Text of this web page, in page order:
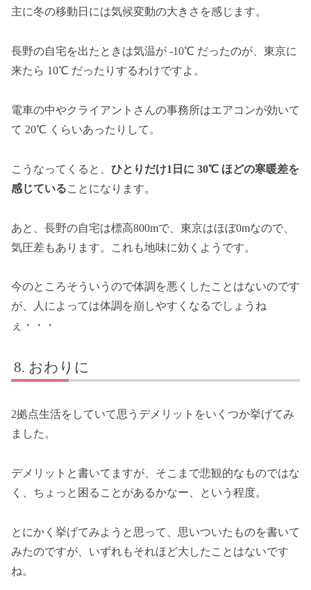
主に冬の移動日には気候変動の大きさを感じます。
長野の自宅を出たときは気温が -10℃ だったのが、東京に
来たら 10℃ だったりするわけですよ。
電車の中やクライアントさんの事務所はエアコンが効いて
て 20℃ くらいあったりして。
こうなってくると、 ひとりだけ1日に 30℃ ほどの寒暖差を
感じていることになります。
あと、長野の自宅は標高800mで、東京はほぼ0mなので、
気圧差もあります。これも地味に効くようです。
今のところそういうので体調を悪くしたことはないのです
が、人によっては体調を崩しやすくなるでしょうね
ぇ・・・
おわりに
2拠点生活をしていて思うデメリットをいくつか挙げてみ
ました。
デメリットと書いてますが、そこまで悲観的なものではな
く、ちょっと困ることがあるかなー、という程度。
とにかく挙げてみようと思って、思いついたものを書いて
みたのですが、いずれもそれほど大したことはないです
ね。